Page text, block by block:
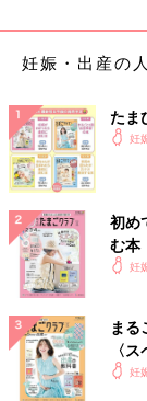
妊娠・出産の
たま
妊
初め
む本
妊
まる
〈
妊